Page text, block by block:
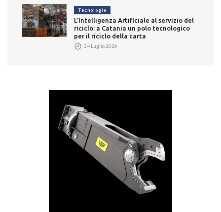
Tecnologie
L’Intelligenza Artificiale al servizio del
riciclo: a Catania un polo tecnologico
per il riciclo della carta
24 Luglio 2026